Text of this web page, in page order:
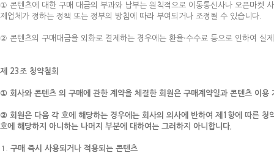
① 콘텐츠에 대한 구매 대금의 부과와 납부는 원칙적으로 이동통신사나 오픈마켓
제업체가 정하는 정책 또는 정부의 방침에 따라 부여되거나 조정될 수 있습니다.
② 콘텐츠의 구매대금을 외화로 결제하는 경우에는 환율‧수수료 등으로 인하여 실
제 23조 청약철회
① 회사와 콘텐츠 의 구매에 관한 계약을 체결한 회원은 구매계약일과 콘텐츠 이
② 회원은 다음 각 호에 해당하는 경우에는 회사의 의사에 반하여 제1항에 따른
호에 해당하지 아니하는 나머지 부분에 대하여는 그러하지 아니합니다.
구매 즉시 사용되거나 적용되는 콘텐츠